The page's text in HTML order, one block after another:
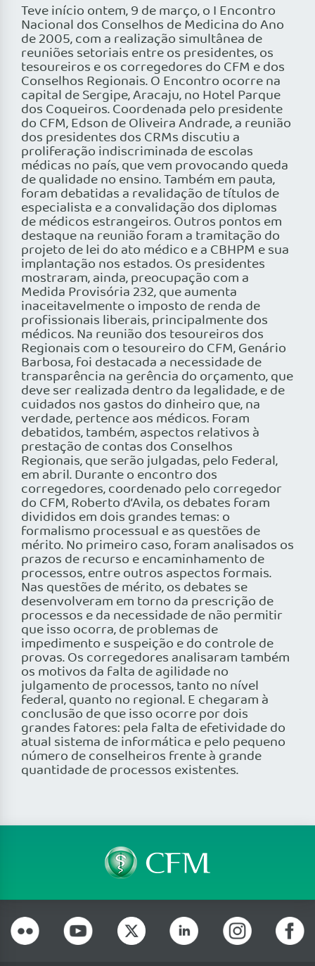
Teve início ontem, 9 de março, o I Encontro
Nacional dos Conselhos de Medicina do Ano
de 2005, com a realização simultânea de
reuniões setoriais entre os presidentes, os
tesoureiros e os corregedores do CFM e dos
Conselhos Regionais. O Encontro ocorre na
capital de Sergipe, Aracaju, no Hotel Parque
dos Coqueiros. Coordenada pelo presidente
do CFM, Edson de Oliveira Andrade, a reunião
dos presidentes dos CRMs discutiu a
proliferação indiscriminada de escolas
médicas no país, que vem provocando queda
de qualidade no ensino. Também em pauta,
foram debatidas a revalidação de títulos de
especialista e a convalidação dos diplomas
de médicos estrangeiros. Outros pontos em
destaque na reunião foram a tramitação do
projeto de lei do ato médico e a CBHPM e sua
implantação nos estados. Os presidentes
mostraram, ainda, preocupação com a
Medida Provisória 232, que aumenta
inaceitavelmente o imposto de renda de
profissionais liberais, principalmente dos
médicos. Na reunião dos tesoureiros dos
Regionais com o tesoureiro do CFM, Genário
Barbosa, foi destacada a necessidade de
transparência na gerência do orçamento, que
deve ser realizada dentro da legalidade, e de
cuidados nos gastos do dinheiro que, na
verdade, pertence aos médicos. Foram
debatidos, também, aspectos relativos à
prestação de contas dos Conselhos
Regionais, que serão julgadas, pelo Federal,
em abril. Durante o encontro dos
corregedores, coordenado pelo corregedor
do CFM, Roberto d’Avila, os debates foram
divididos em dois grandes temas: o
formalismo processual e as questões de
mérito. No primeiro caso, foram analisados os
prazos de recurso e encaminhamento de
processos, entre outros aspectos formais.
Nas questões de mérito, os debates se
desenvolveram em torno da prescrição de
processos e da necessidade de não permitir
que isso ocorra, de problemas de
impedimento e suspeição e do controle de
provas. Os corregedores analisaram também
os motivos da falta de agilidade no
julgamento de processos, tanto no nível
federal, quanto no regional. E chegaram à
conclusão de que isso ocorre por dois
grandes fatores: pela falta de efetividade do
atual sistema de informática e pelo pequeno
número de conselheiros frente à grande
quantidade de processos existentes.